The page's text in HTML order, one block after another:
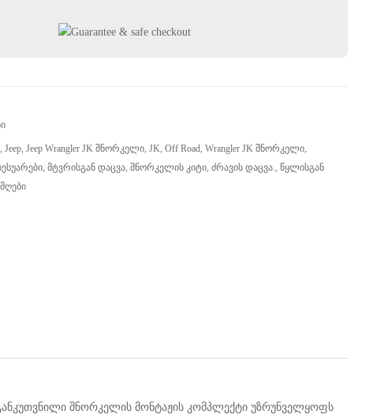
Jeep, Jeep Wrangler JK Შნორკელი, JK Off Road, Wrangler JK Შნორკელი,
, Მტვრისგან Დაცვა, Შნორკელის Კიტი, Ძრავის Დაცვა.
Წყლისგან
შნორკელის მონტაჟის კომპლექტი უზრუნველყოფს